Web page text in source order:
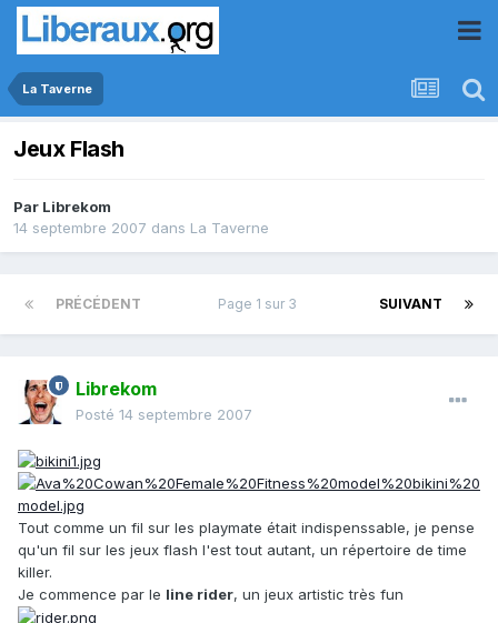
La Taverne
Jeux Flash
Par Librekom
14 septembre 2007 dans La Taverne
PRÉCÉDENT SUIVANT
Page 1 sur 3
Librekom
Posté 14 septembre 2007
Tout comme un fil sur les playmate était indispenssable, je pense
qu'un fil sur les jeux flash l'est tout autant, un répertoire de time
killer.
Je commence par le line rider, un jeux artistic très fun